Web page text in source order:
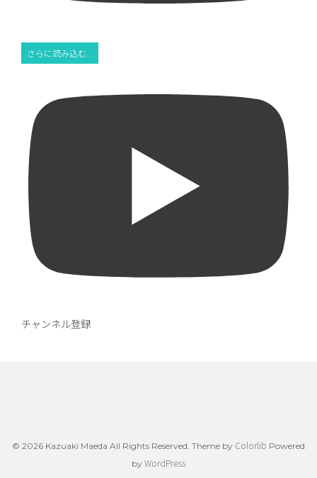
さらに読み込む...
チャンネル登録
© 2026 Kazuaki Maeda All Rights Reserved. Theme by Colorlib Powered
by WordPress